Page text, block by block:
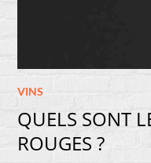
VINS
QUELS SONT
ROUGES ?